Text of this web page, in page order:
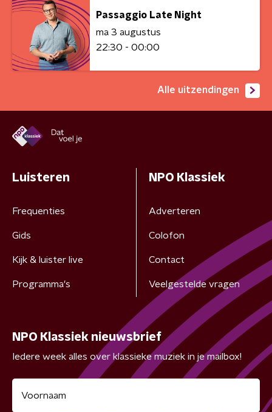
Passaggio Late Night
ma 3 augustus
22:30 - 00:00
Alle uitzendingen
Luisteren
Frequenties
Gids
Kijk & luister live
Programma's
NPO Klassiek
Adverteren
Colofon
Contact
Veelgestelde vragen
NPO Klassiek nieuwsbrief
Iedere week alles over klassieke muziek in je mailbox!